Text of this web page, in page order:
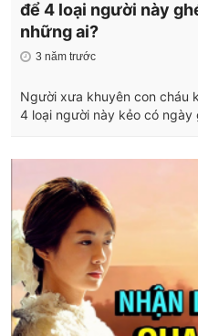
để 4 loại người này
những ai?
3 năm trước
Người xưa khuyên con cháu
4 loại người này kẻo có ngày